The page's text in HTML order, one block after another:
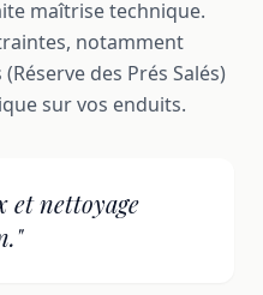
maîtrise technique.
notamment
des Prés Salés)
sur vos enduits.
et nettoyage